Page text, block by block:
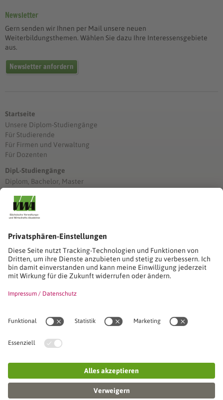
Newsletter
Gern senden wir Ihnen per Mail unsere neuen
Weiterbildungsthemen. Wählen Sie dazu Ihre Interessensgebiete
aus.
Newsletter anfordern
Startseite
Unsere Diplom-Studiengänge
Für Studierende
Für Firmen und Verwaltung
Für Dozenten
Dipl.-Studiengänge
Diplom, Bachelor, Master
Stimmen unserer Absolventinnen und Absolventen
Stimmen unserer Absolventinnen und Absolventen
Seminare
Seminardatenbank
Inhouseanfragen
Seminarreihen
VWA stellt sich vor
Unser SVWA-Team
Veranstaltungsorte und Raumanmietung